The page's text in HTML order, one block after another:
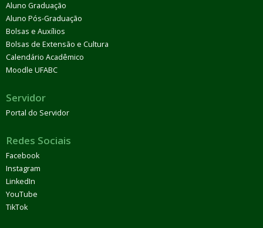
Aluno Graduação
Aluno Pós-Graduação
Bolsas e Auxílios
Bolsas de Extensão e Cultura
Calendário Acadêmico
Moodle UFABC
Servidor
Portal do Servidor
Redes Sociais
Facebook
Instagram
LinkedIn
YouTube
TikTok